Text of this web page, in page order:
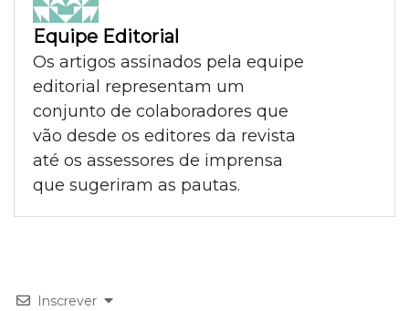
Equipe Editorial
Os artigos assinados pela equipe
editorial representam um
conjunto de colaboradores que
vão desde os editores da revista
até os assessores de imprensa
que sugeriram as pautas.
Inscrever